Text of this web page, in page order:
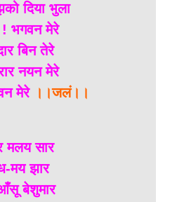
दिया भुला
भगवन मेरे
बिन तेरे
नयन मेरे
मेरे ।।जलं।।
मलय सार
मय झार
बेशुमार